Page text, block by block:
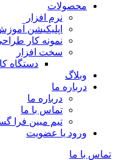
محصولات
نرم افزار
اپلیکیشن
نمونه کار
سخت افزار
دستگاه
وبلاگ
درباره ما
درباره ما
تماس با ما
تیم مبین فرا
ورود یا عضویت
تماس با ما